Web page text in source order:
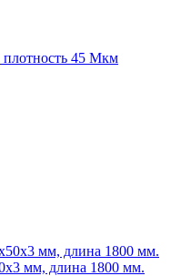
45 Мкм
мм, длина 1800 мм.